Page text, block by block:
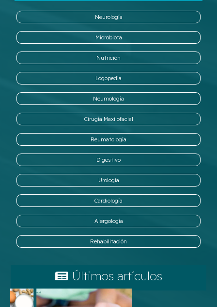
Neurología
Microbiota
Nutrición
Logopedia
Neumología
Cirugía Maxilofacial
Reumatología
Digestivo
Urología
Cardiología
Alergología
Rehabilitación
Últimos artículos